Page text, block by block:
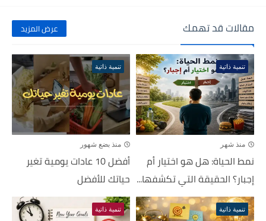
مقالات قد تهمك عرض المزيد
تنمية ذاتية
منذ شهر
نمط الحياة: هل هو اختيار أم
إجبار؟ الحقيقة التي تكشفها...
تنمية ذاتية
منذ بضع شهور
أفضل 10 عادات يومية تغير
حياتك للأفضل
تنمية ذاتية تنمية ذاتية